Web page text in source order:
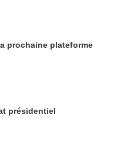
prochaine plateforme
présidentiel